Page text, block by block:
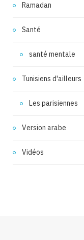
Ramadan
Santé
santé mentale
Tunisiens d'ailleurs
Les parisiennes
Version arabe
Vidéos